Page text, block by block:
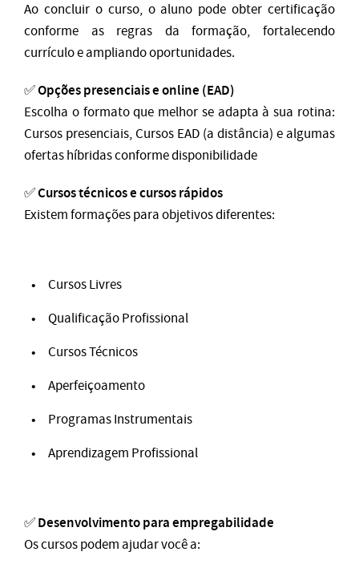
Ao concluir o curso, o aluno pode obter certificação
conforme as regras da formação, fortalecendo
currículo e ampliando oportunidades.
✅Opções presenciais e online (EAD)
Escolha o formato que melhor se adapta à sua rotina:
Cursos presenciais, Cursos EAD (a distância) e algumas
ofertas híbridas conforme disponibilidade
✅Cursos técnicos e cursos rápidos
Existem formações para objetivos diferentes:
Cursos Livres
Qualificação Profissional
Cursos Técnicos
Aperfeiçoamento
Programas Instrumentais
Aprendizagem Profissional
✅Desenvolvimento para empregabilidade
Os cursos podem ajudar você a: